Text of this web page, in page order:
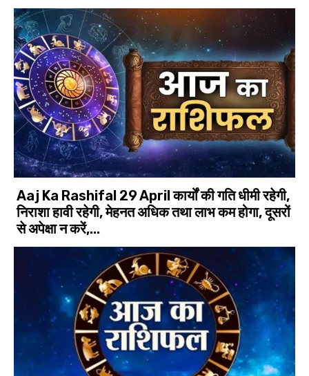
Aaj Ka Rashifal 29 April कार्यों की गति धीमी रहेगी,
निराशा हावी रहेगी, मेहनत अधिक तथा लाभ कम होगा, दूसरों
से अपेक्षा न करें,...